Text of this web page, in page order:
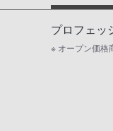
プロフェッ
※ オープン価格